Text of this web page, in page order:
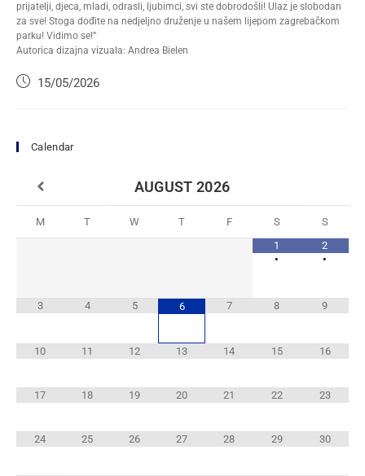
prijatelji, djeca, mladi, odrasli, ljubimci, svi ste dobrodošli! Ulaz je slobodan
za sve! Stoga dođite na nedjeljno druženje u našem lijepom zagrebačkom
parku! Vidimo se!”
Autorica dizajna vizuala: Andrea Bielen
15/05/2026
Calendar
AUGUST 2026
M T W T F S
S
1
•
2
•
3 4 5 6 7 8 9
10 11 12 13 14 15 16
17 18 19 20 21 22 23
24 25 26 27 28 29 30